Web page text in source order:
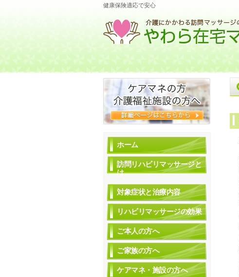
健康保険適応で安心
ホーム
訪問リハビリマッサージと
は
対象症状と治療内容
リハビリマッサージの効果
ご本人の方へ
ご家族の方へ
ケアマネ・施設の方へ